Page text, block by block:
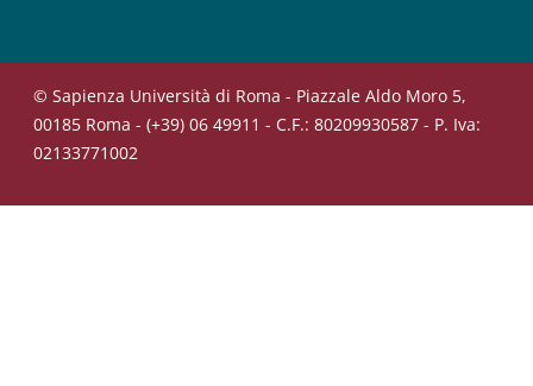
© Sapienza Università di Roma - Piazzale Aldo Moro 5,
00185 Roma - (+39) 06 49911 - C.F.: 80209930587 - P. Iva:
02133771002